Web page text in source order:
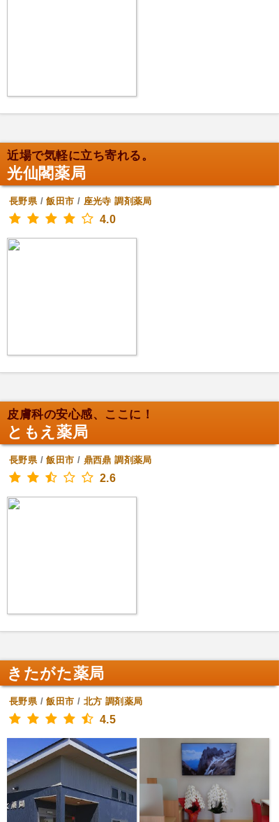
近場で気軽に立ち寄れる。
光仙閣薬局
長野県/飯田市 / 座光寺 調剤薬局
4.0
皮膚科の安心感、ここに！
ともえ薬局
長野県/飯田市 / 鼎西鼎 調剤薬局
2.6
きたがた薬局
長野県/飯田市 / 北方 調剤薬局
4.5